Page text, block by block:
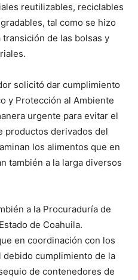
reutilizables, reciclables
tal como se hizo
de las bolsas y
solicitó dar cumplimiento
y Protección al Ambiente
urgente para evitar el
productos derivados del
los alimentos que en
también a la larga diversos
a la Procuraduría de
de Coahuila.
en coordinación con los
cumplimiento de la
de contenedores de